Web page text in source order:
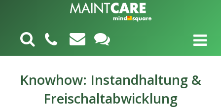
Knowhow: Instandhaltung &
Freischaltabwicklung